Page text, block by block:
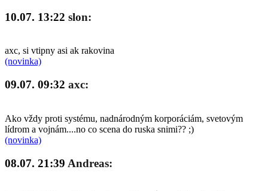
10.07. 13:22 slon:
axc, si vtipny asi ak rakovina
(novinka)
09.07. 09:32 axc:
Ako vždy proti systému, nadnárodným korporáciám, svetovým
lídrom a vojnám....no co scena do ruska snimi?? ;)
(novinka)
08.07. 21:39 Andreas: